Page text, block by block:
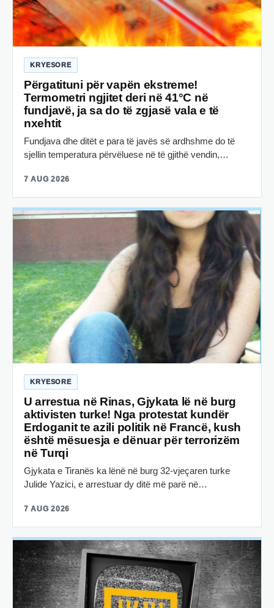
KRYESORE
Përgatituni për vapën ekstreme!
Termometri ngjitet deri në 41°C në
fundjavë, ja sa do të zgjasë vala e të
nxehtit
Fundjava dhe ditët e para të javës së ardhshme do të
sjellin temperatura përvëluese në të gjithë vendin,…
7 AUG 2026
KRYESORE
U arrestua në Rinas, Gjykata lë në burg
aktivisten turke! Nga protestat kundër
Erdoganit te azili politik në Francë, kush
është mësuesja e dënuar për terrorizëm
në Turqi
Gjykata e Tiranës ka lënë në burg 32-vjeçaren turke
Julide Yazici, e arrestuar dy ditë më parë në…
7 AUG 2026